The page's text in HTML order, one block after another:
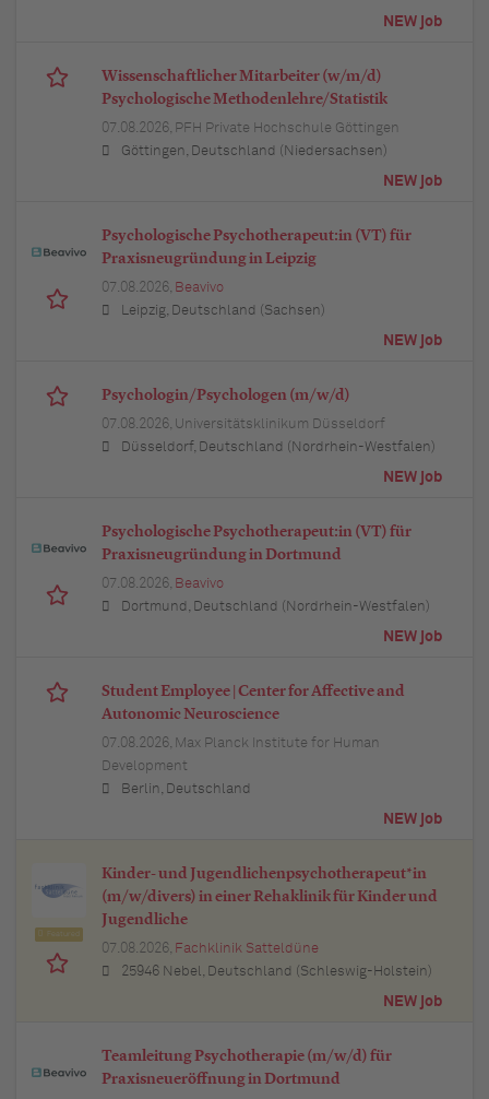
NEW job
Wissenschaftlicher Mitarbeiter (w/m/d)
Psychologische Methodenlehre/Statistik
07.08.2026, PFH Private Hochschule Göttingen
Göttingen, Deutschland (Niedersachsen)
NEW job
Psychologische Psychotherapeut:in (VT) für
Praxisneugründung in Leipzig
07.08.2026, Beavivo
Leipzig, Deutschland (Sachsen)
NEW job
Psychologin/Psychologen (m/w/d)
07.08.2026, Universitätsklinikum Düsseldorf
Düsseldorf, Deutschland (Nordrhein-Westfalen)
NEW job
Psychologische Psychotherapeut:in (VT) für
Praxisneugründung in Dortmund
07.08.2026, Beavivo
Dortmund, Deutschland (Nordrhein-Westfalen)
NEW job
Student Employee | Center for Affective and
Autonomic Neuroscience
07.08.2026, Max Planck Institute for Human
Development
Berlin, Deutschland
NEW job
Kinder- und Jugendlichenpsychotherapeut*in
(m/w/divers) in einer Rehaklinik für Kinder und
Jugendliche
07.08.2026, Fachklinik Satteldüne
25946 Nebel, Deutschland (Schleswig-Holstein)
NEW job
Teamleitung Psychotherapie (m/w/d) für
Praxisneueröffnung in Dortmund